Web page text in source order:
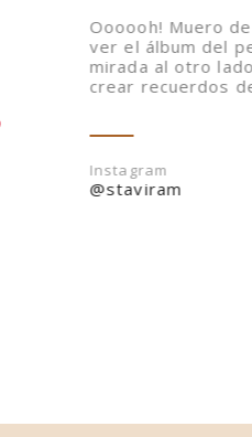
Oooooh! Muero
ver el álbum del
mirada al otro
crear recuerdos
Instagram
@staviram